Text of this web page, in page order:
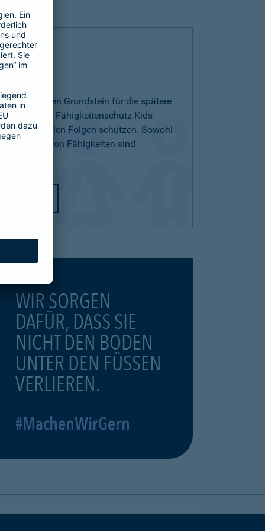
und den Grundstein für die spätere
Mit dem Fähigkeitenschutz Kids
finanziellen Folgen schützen. Sowohl
von Fähigkeiten sind
WIR SORGEN
DAFÜR, DASS SIE
NICHT DEN BODEN
UNTER DEN FÜSSEN
VERLIEREN.
#MachenWirGern